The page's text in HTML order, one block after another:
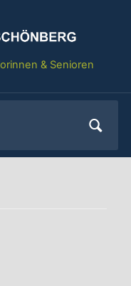
& Senioren